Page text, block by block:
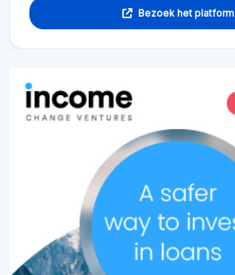
Bezoek het platform